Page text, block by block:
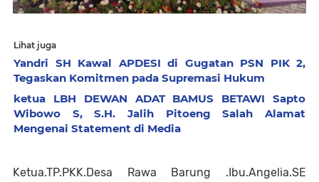
Lihat juga
Yandri SH Kawal APDESI di Gugatan PSN PIK 2,
Tegaskan Komitmen pada Supremasi Hukum
ketua LBH DEWAN ADAT BAMUS BETAWI Sapto
Wibowo S, S.H. Jalih Pitoeng Salah Alamat
Mengenai Statement di Media
Ketua.TP.PKK.Desa Rawa Barung .Ibu.Angelia.SE